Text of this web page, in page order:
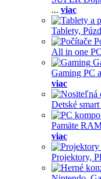
... viac
Tablety,
All in one
Gaming PC
viac
Detské
Pamäte
viac
Projektory,